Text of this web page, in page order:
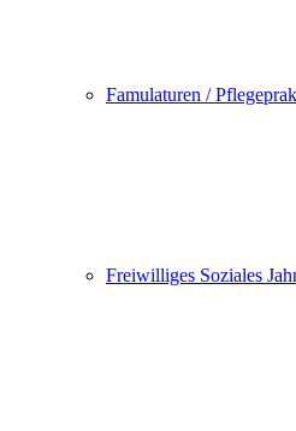
Famulaturen /
Freiwilliges Soziales